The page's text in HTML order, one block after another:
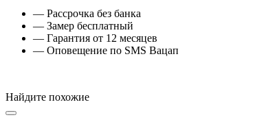
— Рассрочка без банка
— Замер бесплатный
— Гарантия от 12 месяцев
— Оповещение по SMS Вацап
Найдите похожие